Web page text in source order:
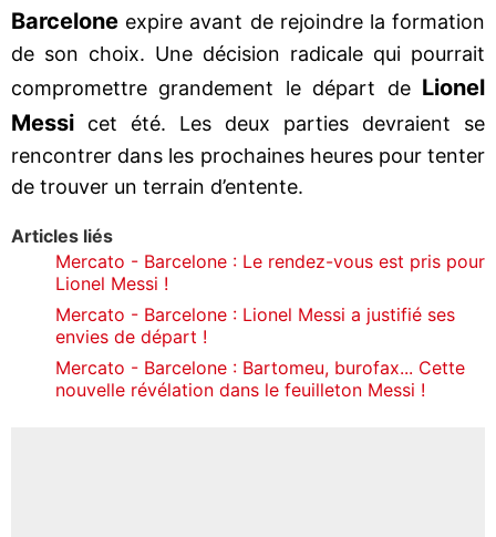
Barcelone expire avant de rejoindre la formation
de son choix. Une décision radicale qui pourrait
compromettre grandement le départ de Lionel
Messi cet été. Les deux parties devraient se
rencontrer dans les prochaines heures pour tenter
de trouver un terrain d’entente.
Articles liés
Mercato - Barcelone : Le rendez-vous est pris pour
Lionel Messi !
Mercato - Barcelone : Lionel Messi a justifié ses
envies de départ !
Mercato - Barcelone : Bartomeu, burofax... Cette
nouvelle révélation dans le feuilleton Messi !